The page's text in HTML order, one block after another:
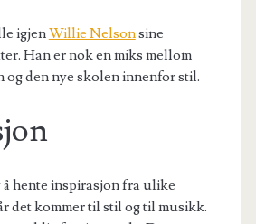
igjenWillie Nelsonsine
Han er nok en miks mellom
og den nye skolen innenfor stil.
hente inspirasjon fra ulike
det kommer til stil og til musikk.